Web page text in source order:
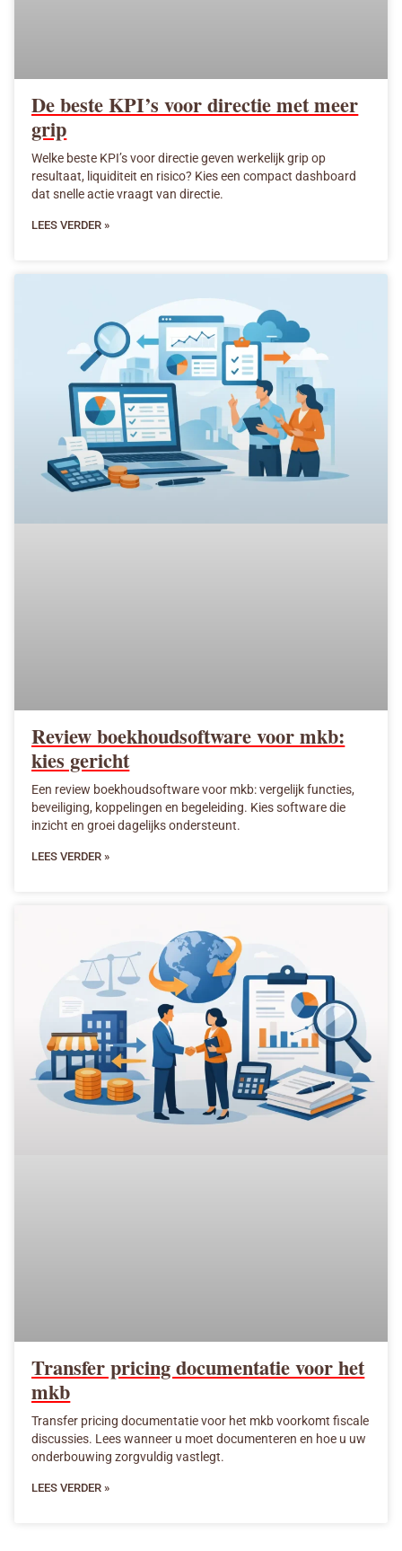
De beste KPI’s voor directie met meer
grip
Welke beste KPI’s voor directie geven werkelijk grip op
resultaat, liquiditeit en risico? Kies een compact dashboard
dat snelle actie vraagt van directie.
LEES VERDER »
Review boekhoudsoftware voor mkb:
kies gericht
Een review boekhoudsoftware voor mkb: vergelijk functies,
beveiliging, koppelingen en begeleiding. Kies software die
inzicht en groei dagelijks ondersteunt.
LEES VERDER »
Transfer pricing documentatie voor het
mkb
Transfer pricing documentatie voor het mkb voorkomt fiscale
discussies. Lees wanneer u moet documenteren en hoe u uw
onderbouwing zorgvuldig vastlegt.
LEES VERDER »